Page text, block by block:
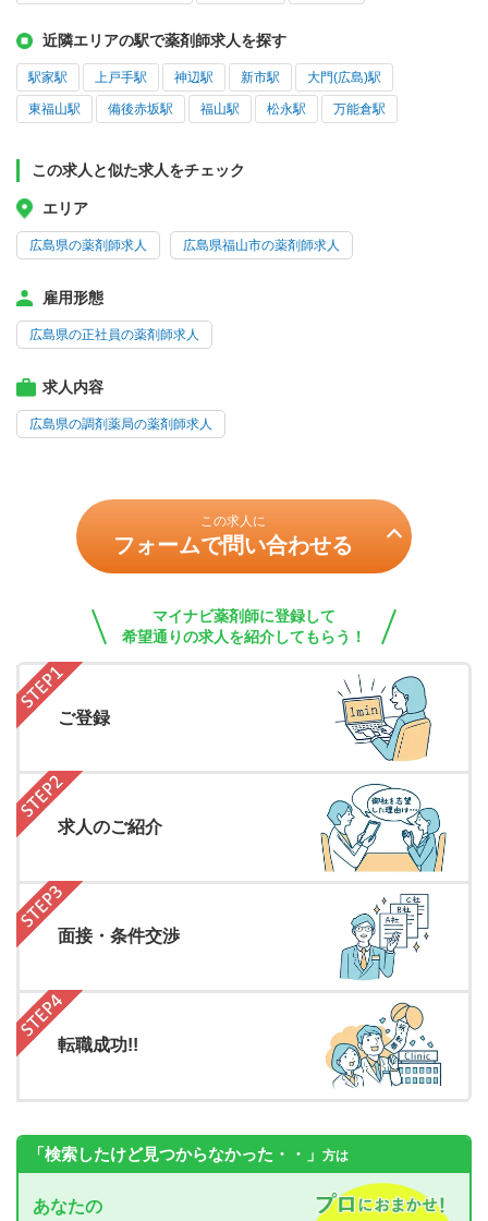
近隣エリアの駅で薬剤師求人を探す
駅家駅 上戸手駅 神辺駅 新市駅 大門(広島)駅
東福山駅 備後赤坂駅 福山駅 松永駅 万能倉駅
この求人と似た求人をチェック
エリア
広島県の薬剤師求人 広島県福山市の薬剤師求人
雇用形態
広島県の正社員の薬剤師求人
求人内容
広島県の調剤薬局の薬剤師求人
この求人に
フォームで問い合わせる
マイナビ薬剤師に登録して
希望通りの求人を紹介してもらう！
ご登録
求人のご紹介
面接・条件交渉
転職成功!!
「検索したけど見つからなかった・・」 方は
あなたの